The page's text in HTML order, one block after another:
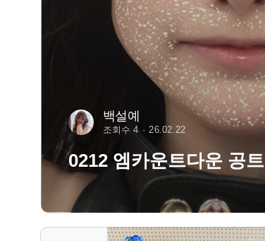
백설예
조회수 4 26.02.22
0212 엠카운트다운 공트